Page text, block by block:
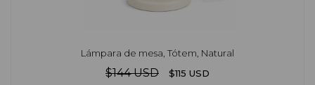
Lámpara de mesa, Tótem, Natural
$144 USD $115 USD